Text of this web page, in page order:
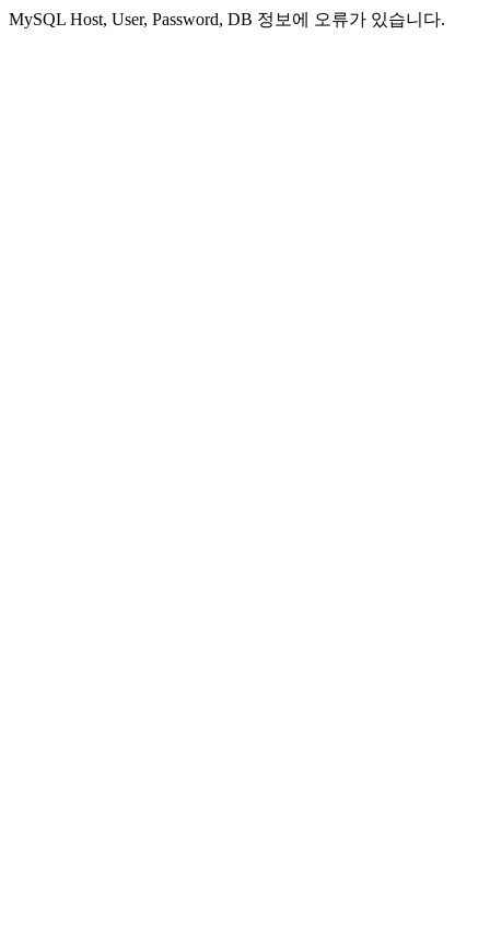
MySQL Host, User, Password, DB 정보에 오류가 있습니다.